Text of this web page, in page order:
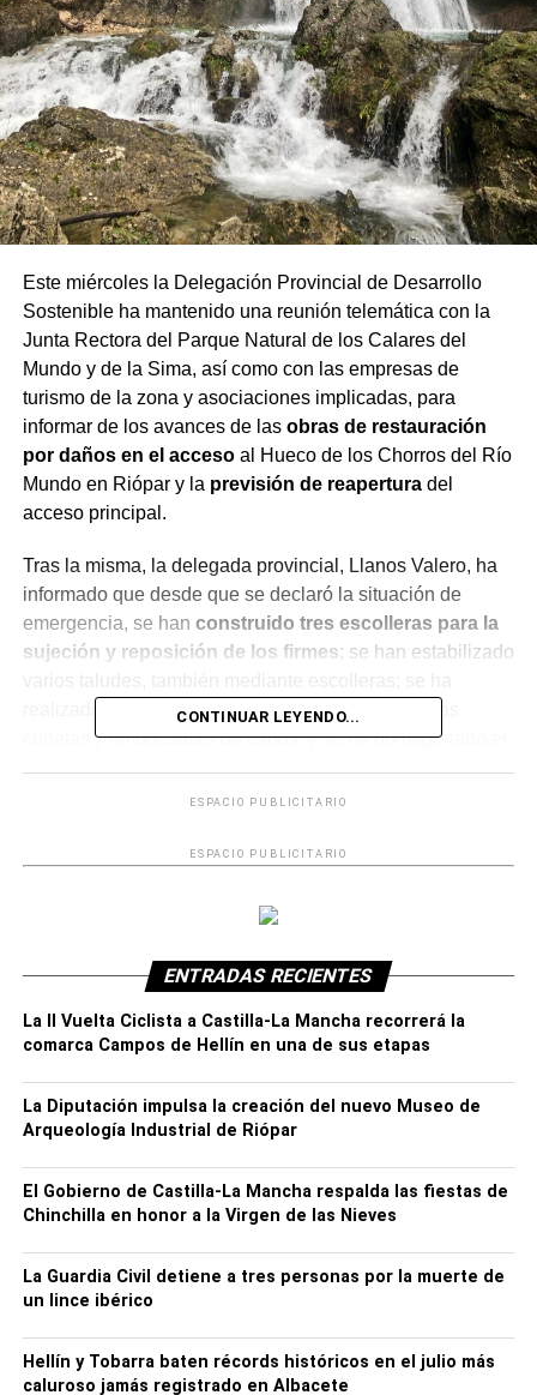
Este miércoles la Delegación Provincial de Desarrollo
Sostenible ha mantenido una reunión telemática con la
Junta Rectora del Parque Natural de los Calares del
Mundo y de la Sima, así como con las empresas de
turismo de la zona y asociaciones implicadas, para
informar de los avances de las obras de restauración
por daños en el acceso al Hueco de los Chorros del Río
Mundo en Riópar y la previsión de reaperturadel
acceso principal.
Tras la misma, la delegada provincial, Llanos Valero, ha
informado que desde que se declaró la situación de
emergencia, se han construido tres escolleras para la
sujeción y reposición de los firmes; se han estabilizado
realizado un repaso y se han hormigonado algunas
cunetas y embocadura de caños, y se ha hormigonado el
movimiento de taludes.
Trabajos que se vienen realizando en el acceso a Los
Asimismo, ha avanzado que está previsto que para la
semana que viene pueda quedar finalizada esta primera
de julio, se pueda acceder, tanto a pie como en vehículo
al aparcamiento de los Chorros y paraje del Nacimiento
reducirá la capacidad de acogida de uso público
normal a un 60 por ciento, y en las condiciones que se
CONTINUAR LEYENDO...
ESPACIO PUBLICITARIO
ESPACIO PUBLICITARIO
ENTRADAS RECIENTES
La II Vuelta Ciclista a Castilla-La Mancha recorrerá la
comarca Campos de Hellín en una de sus etapas
La Diputación impulsa la creación del nuevo Museo de
Arqueología Industrial de Riópar
El Gobierno de Castilla-La Mancha respalda las fiestas de
Chinchilla en honor a la Virgen de las Nieves
La Guardia Civil detiene a tres personas por la muerte de
un lince ibérico
Hellín y Tobarra baten récords históricos en el julio más
caluroso jamás registrado en Albacete